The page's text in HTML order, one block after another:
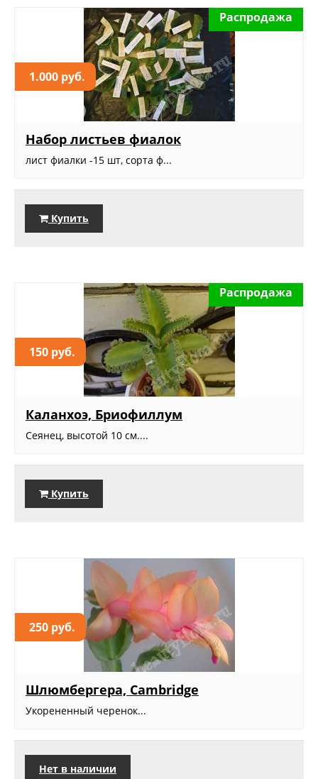
1.000 руб.
Распродажа
Набор листьев фиалок
лист фиалки -15 шт, сорта ф...
Купить
150 руб.
Распродажа
Каланхоэ, Бриофиллум
Сеянец, высотой 10 см....
Купить
250 руб.
Шлюмбергера, Cambridge
Укорененный черенок...
Нет в наличии